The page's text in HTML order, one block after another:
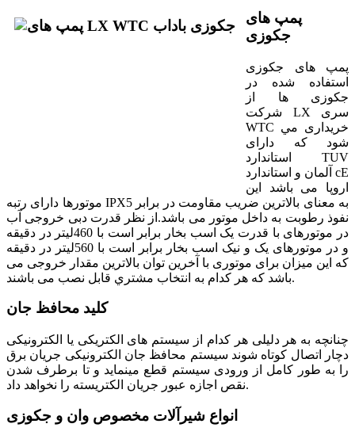
پمپ های
جکوزی
پمپ های جکوزی
استفاده شده در
جکوزی ها از
شرکت LX سری
WTC خريداری مي
شود که دارای
استاندارد TUV
آلمان و استاندارد cE
اروپا می باشد اين
موتورها دارای رتبه IPX5 به معنای بالاترين ضريب مقاومت در برابر
نفوذ رطوبت به داخل موتور می باشد.از نظر قدرت دبی خروجی آب
در موتورهای با قدرت يک اسب بخار برابر است با 460ليتر در دقيقه
و در موتورهای يک و نيک اسب بخار برابر است با 560ليتر در دقيقه
که اين ميزان برای موتوری با آخرین توان بالاترين مقدار خروجی می
باشد که هر کدام به انتخاب مشتري قابل نصب می باشند.
کلید محافظ جان
چنانچه به هر دليلی هر کدام از سيستم های الکتريکی يا الکترونيکی
دچار اتصال کوتاه شوند سيستم محافظ جان الکترونيکی جريان برق
را به طور کامل از ورودی سيستم قطع مينمايد و تا برطرف شدن
نقص اجازه عبور جريان الکتريسته را نخواهد داد.
انواع شیرآلات مخصوص وان و جکوزی